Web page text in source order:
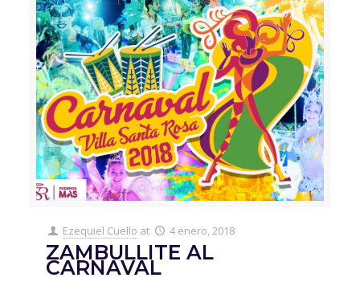
Ezequiel Cuello at 4 enero, 2018
ZAMBULLITE AL
CARNAVAL